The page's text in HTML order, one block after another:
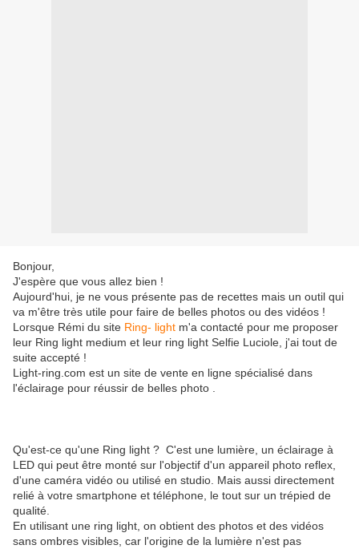
Bonjour,
J'espère que vous allez bien !
Aujourd'hui, je ne vous présente pas de recettes mais un outil qui
va m'être très utile pour faire de belles photos ou des vidéos !
Lorsque Rémi du site Ring- light m'a contacté pour me proposer
leur Ring light medium et leur ring light Selfie Luciole, j'ai tout de
suite accepté !
Light-ring.com est un site de vente en ligne spécialisé dans
l'éclairage pour réussir de belles photo .
Qu'est-ce qu'une Ring light ? C'est une lumière, un éclairage à
LED qui peut être monté sur l'objectif d'un appareil photo reflex,
d'une caméra vidéo ou utilisé en studio. Mais aussi directement
relié à votre smartphone et téléphone, le tout sur un trépied de
qualité.
En utilisant une ring light, on obtient des photos et des vidéos
sans ombres visibles, car l'origine de la lumière n'est pas